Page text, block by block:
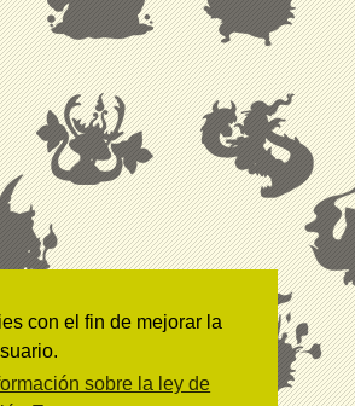
con el fin de mejorar la
sobre la ley de